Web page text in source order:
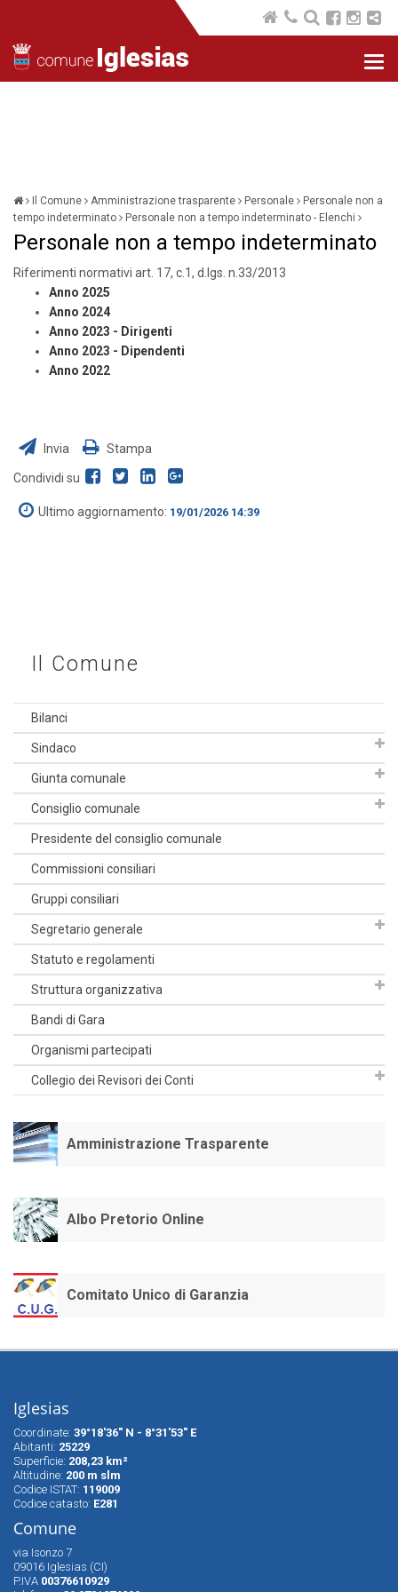
Il Comune Amministrazione trasparente Personale
Personale non a
tempo indeterminato
Personale non a tempo indeterminato - Elenchi
Personale non a tempo indeterminato
Riferimenti normativi art. 17, c.1, d.lgs. n.33/2013
Anno 2025
Anno 2024
Anno 2023 - Dirigenti
Anno 2023 - Dipendenti
Anno 2022
Invia Stampa
Condividi su
Ultimo aggiornamento: 19/01/2026 14:39
Il Comune
Bilanci
Sindaco
Giunta comunale
Consiglio comunale
Presidente del consiglio comunale
Commissioni consiliari
Gruppi consiliari
Segretario generale
Statuto e regolamenti
Struttura organizzativa
Bandi di Gara
Organismi partecipati
Collegio dei Revisori dei Conti
Amministrazione Trasparente
Albo Pretorio Online
Comitato Unico di Garanzia
Iglesias
Coordinate: 39°18'36" N - 8°31'53" E
Abitanti: 25229
Superfìcie: 208,23 km²
Altitudine: 200 m slm
Codice ISTAT: 119009
Codice catasto: E281
Comune
via Isonzo 7
09016 Iglesias (CI)
P.IVA 00376610929